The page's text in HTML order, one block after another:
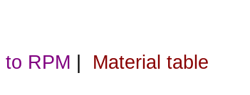
to RPM Material table